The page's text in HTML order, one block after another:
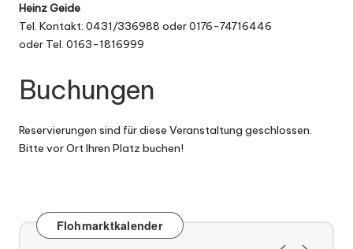
Heinz Geide
Tel. Kontakt: 0431/336988 oder 0176-74716446
oder Tel. 0163-1816999
Buchungen
Reservierungen sind für diese Veranstaltung geschlossen.
Bitte vor Ort Ihren Platz buchen!
Flohmarktkalender